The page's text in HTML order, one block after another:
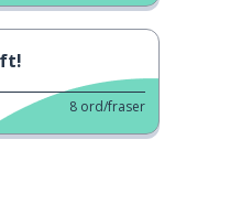
8 ord/fraser